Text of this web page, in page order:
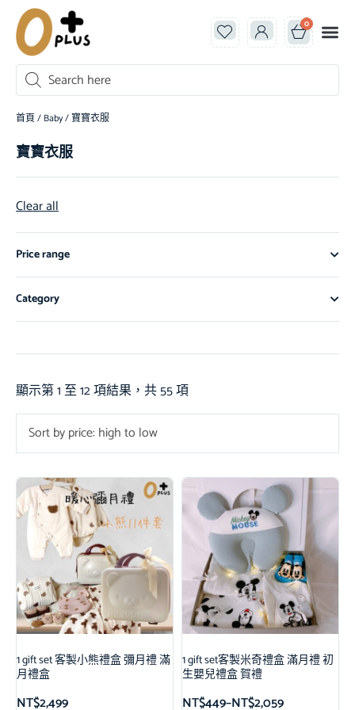
0
首頁/ Baby/ 寶寶衣服
寶寶衣服
Clear all
Price range
Category
顯示第 1 至 12 項結果，共 55 項
Sort by price: high to low
1 gift set 客製小熊禮盒 彌月禮 滿
月禮盒
NT$2,499
1 gift set客製米奇禮盒 滿月禮 初
生嬰兒禮盒 賀禮
NT$449–NT$2,059